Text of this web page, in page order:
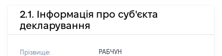
2.1. Інформація про суб'єкта
декларування
Прізвище: РАБЧУН